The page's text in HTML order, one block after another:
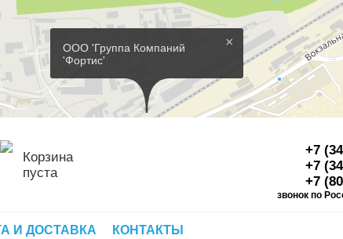
×
ООО 'Группа Компаний
'Фортис'
Корзина
пуста
+7
+7
+7
звонок по
И ДОСТАВКА КОНТАКТЫ